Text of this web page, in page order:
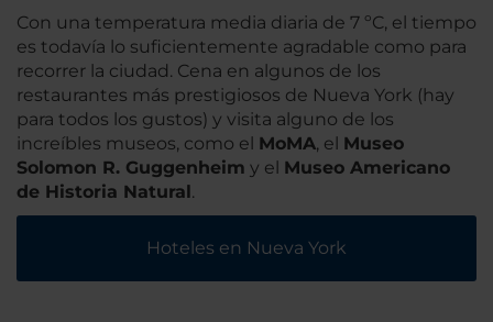
Con una temperatura media diaria de 7 ºC, el tiempo
es todavía lo suficientemente agradable como para
recorrer la ciudad. Cena en algunos de los
restaurantes más prestigiosos de Nueva York (hay
para todos los gustos) y visita alguno de los
increíbles museos, como el MoMA, el Museo
Solomon R. Guggenheim y el Museo Americano
de Historia Natural .
Hoteles en Nueva York